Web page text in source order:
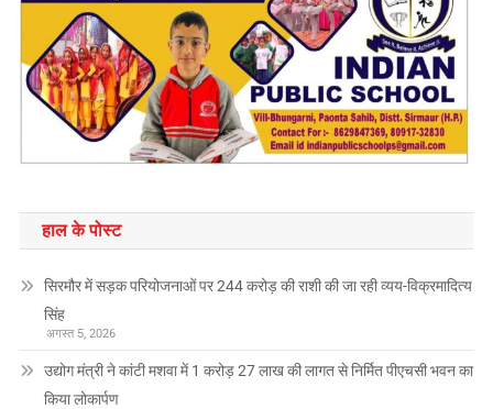
हाल के पोस्ट
सिरमौर में सड़क परियोजनाओं पर 244 करोड़ की राशी की जा रही व्यय-विक्रमादित्य
सिंह
अगस्त 5, 2026
उद्योग मंत्री ने कांटी मशवा में 1 करोड़ 27 लाख की लागत से निर्मित पीएचसी भवन का
किया लोकार्पण